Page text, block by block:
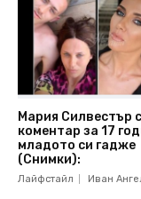
Мария Силвестър
коментар за 17
младото си гадже
(Снимки):
Лайфстайл Иван